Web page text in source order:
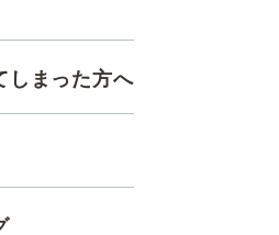
しまった方へ